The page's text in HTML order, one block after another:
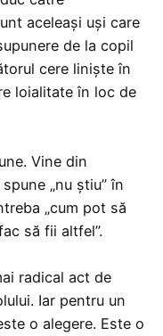
aceleași uși care
de la copil
cere liniște în
loialitate în loc de
Vine din
„nu știu” în
„cum pot să
să fii altfel”.
radical act de
Iar pentru un
o alegere. Este o